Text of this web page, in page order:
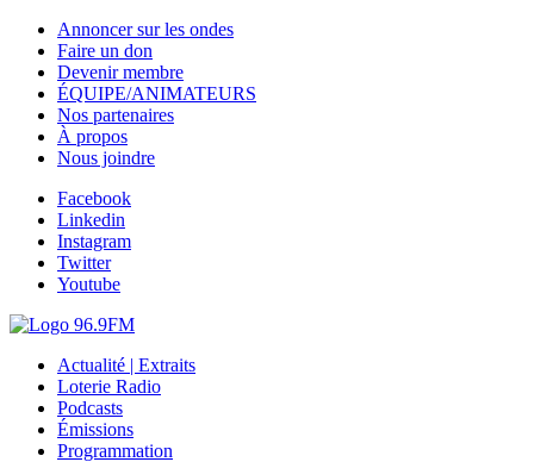
Annoncer sur les ondes
Faire un don
Devenir membre
ÉQUIPE/ANIMATEURS
Nos partenaires
À propos
Nous joindre
Facebook
Linkedin
Instagram
Twitter
Youtube
Actualité | Extraits
Loterie Radio
Podcasts
Émissions
Programmation